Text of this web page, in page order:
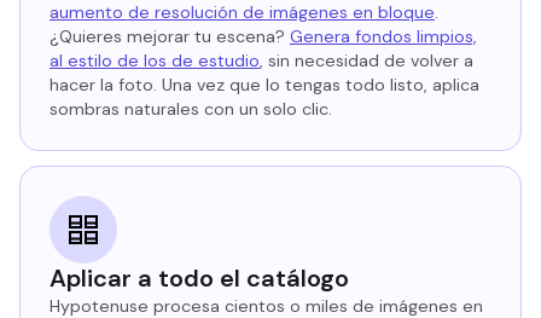
aumento de resolución de imágenes en bloque.
¿Quieres mejorar tu escena? Genera fondos limpios,
al estilo de los de estudio, sin necesidad de volver a
hacer la foto. Una vez que lo tengas todo listo, aplica
sombras naturales con un solo clic.
Aplicar a todo el catálogo
Hypotenuse procesa cientos o miles de imágenes en